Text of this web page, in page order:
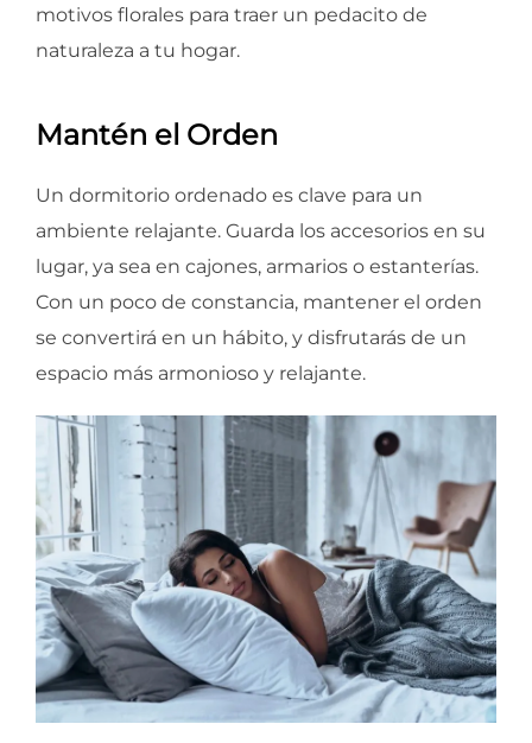
motivos florales para traer un pedacito de
naturaleza a tu hogar.
Mantén el Orden
Un dormitorio ordenado es clave para un
ambiente relajante. Guarda los accesorios en su
lugar, ya sea en cajones, armarios o estanterías.
Con un poco de constancia, mantener el orden
se convertirá en un hábito, y disfrutarás de un
espacio más armonioso y relajante.